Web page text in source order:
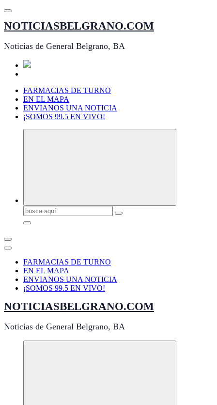
Saltar
contenido
NOTICIASBELGRANO.COM
Noticias de General Belgrano, BA
FARMACIAS DE TURNO
EN EL MAPA
ENVIANOS UNA NOTICIA
¡SOMOS 99.5 EN VIVO!
Buscar:
FARMACIAS DE TURNO
EN EL MAPA
ENVIANOS UNA NOTICIA
¡SOMOS 99.5 EN VIVO!
NOTICIASBELGRANO.COM
Noticias de General Belgrano, BA